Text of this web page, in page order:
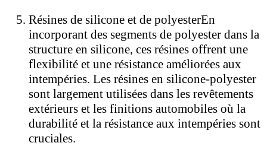
Résines de silicone et de polyesterEn
incorporant des segments de polyester dans la
structure en silicone, ces résines offrent une
flexibilité et une résistance améliorées aux
intempéries. Les résines en silicone-polyester
sont largement utilisées dans les revêtements
extérieurs et les finitions automobiles où la
durabilité et la résistance aux intempéries sont
cruciales.